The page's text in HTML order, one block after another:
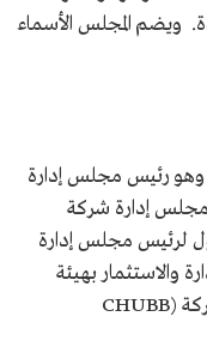
ويضم المجلس الأسماء
رئيس مجلس إدارة
إدارة شركة
لرئيس مجلس إدارة
والاستثمار بهيئة
تطوير الشرقية وعضو لجنة التدقيق في شركة (CHUBB